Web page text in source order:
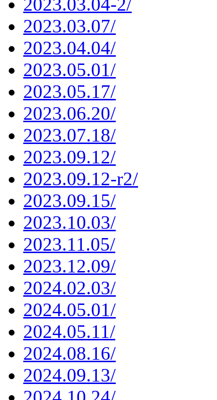
2023.03.07/
2023.04.04/
2023.05.01/
2023.05.17/
2023.06.20/
2023.07.18/
2023.09.12/
2023.09.12-r2/
2023.09.15/
2023.10.03/
2023.11.05/
2023.12.09/
2024.02.03/
2024.05.01/
2024.05.11/
2024.08.16/
2024.09.13/